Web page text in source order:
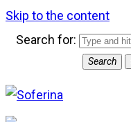
Skip to the content
Search for:
Search